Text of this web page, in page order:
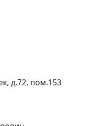
д.72, пом.153